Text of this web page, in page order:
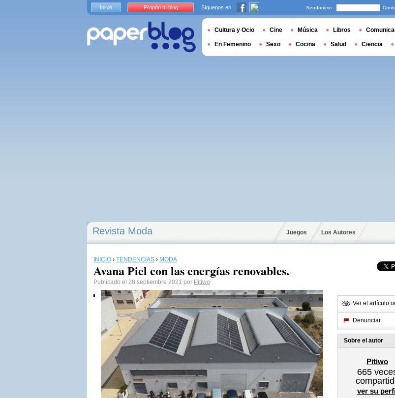
Revista Moda Juegos Los Autores
INICIO › TENDENCIAS › MODA
Avana Piel con las energías renovables.
Publicado el 28 septiembre 2021 por Pitiwo
Ver el artículo
Denunciar
Sobre el autor
Pitiwo
665
ver su
Inicio Propón tu blog Síguenos en Seudónimo
Cultura y Ocio Cine Música Libros
En Femenino Sexo Cocina Salud Ciencia